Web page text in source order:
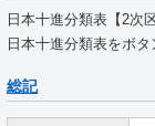
日本十進分類表【2次
日本十進分類表をボタ
総記